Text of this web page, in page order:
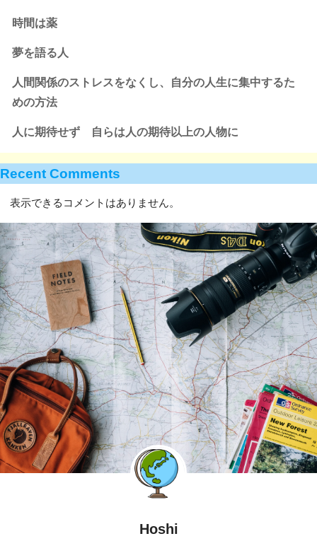
時間は薬
夢を語る人
人間関係のストレスをなくし、自分の人生に集中するた
めの方法
人に期待せず 自らは人の期待以上の人物に
Recent Comments
表示できるコメントはありません。
Hoshi